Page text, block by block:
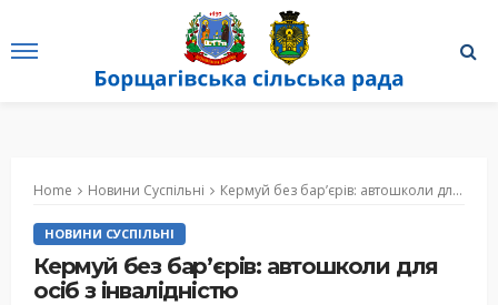
Home Новини Суспільні Кермуй без бар’єрів: автошколи для осіб з інвалідністю
НОВИНИ СУСПІЛЬНІ
Кермуй без бар’єрів: автошколи для
осіб з інвалідністю